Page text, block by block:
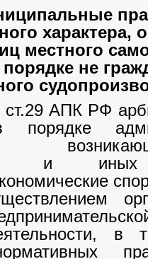
характера,
местного
не
ст.29 АПК РФ
порядке
и иных